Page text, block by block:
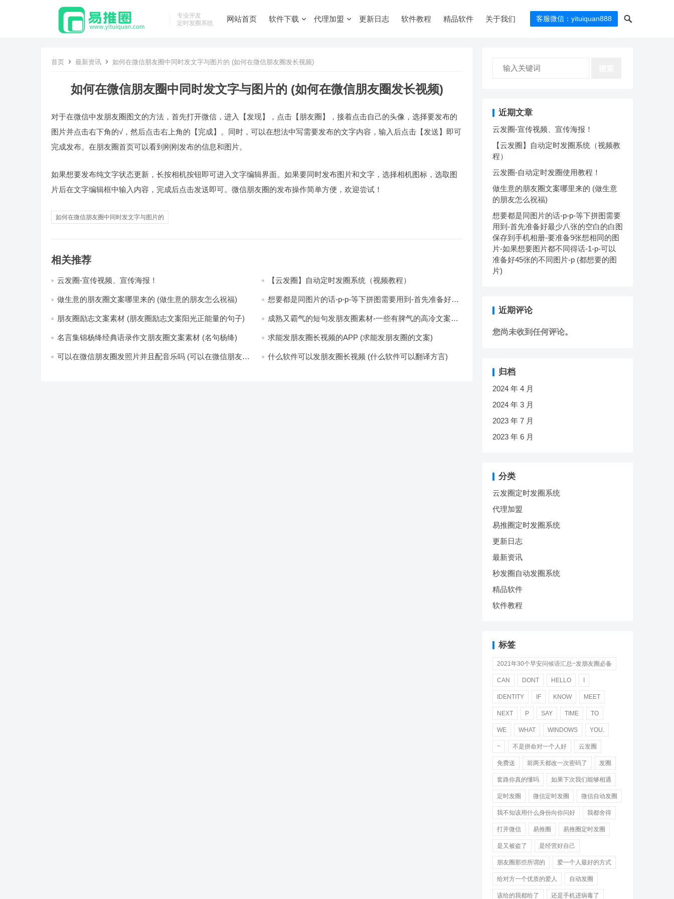
专业开发
定时发圈系统
网站首页 软件下载 代理加盟 更新日志 软件教程 精品软件 关于我们 客服微信：yituiquan888
首页 最新资讯 如何在微信朋友圈中同时发文字与图片的 (如何在微信朋友圈发长视频)
如何在微信朋友圈中同时发文字与图片的 (如何在微信朋友圈发长视频)
对于在微信中发朋友圈图文的方法，首先打开微信，进入【发现】，点击【朋友圈】，接着点击自己的头像，选择要发布的
图片并点击右下角的√，然后点击右上角的【完成】。同时，可以在想法中写需要发布的文字内容，输入后点击【发送】即可
完成发布。在朋友圈首页可以看到刚刚发布的信息和图片。
如果想要发布纯文字状态更新，长按相机按钮即可进入文字编辑界面。如果要同时发布图片和文字，选择相机图标，选取图
片后在文字编辑框中输入内容，完成后点击发送即可。微信朋友圈的发布操作简单方便，欢迎尝试！
如何在微信朋友圈中同时发文字与图片的
相关推荐
云发圈-宣传视频、宣传海报！ 【云发圈】自动定时发圈系统（视频教程）
做生意的朋友圈文案哪里来的 (做生意的朋友怎么祝福)
想要都是同图片的话-p-p-等下拼图需要用到-首先准备好最
片-如果想要图片都不同得话-1-p-可以准备好45张的不同图
朋友圈励志文案素材 (朋友圈励志文案阳光正能量的句子)
成熟又霸气的短句发朋友圈素材-一些有脾气的高冷文案
名言集锦杨绛经典语录作文朋友圈文案素材 (名句杨绛)
求能发朋友圈长视频的APP (求能发朋友圈的文案)
可以在微信朋友圈发照片并且配音乐吗 (可以在微信朋友圈
什么软件可以发朋友圈长视频 (什么软件可以翻译方言)
近期文章
云发圈-宣传视频、宣传海报！
【云发圈】自动定时发圈系统（视频教
程）
云发圈-自动定时发圈使用教程！
做生意的朋友圈文案哪里来的 (做生意
的朋友怎么祝福)
想要都是同图片的话-p-p-等下拼图需要
用到-首先准备好最少八张的空白的白图
保存到手机相册-要准备9张想相同的图
片-如果想要图片都不同得话-1-p-可以
准备好45张的不同图片-p (都想要的图
片)
近期评论
您尚未收到任何评论。
归档
2024 年 4 月
2024 年 3 月
2023 年 7 月
2023 年 6 月
分类
云发圈定时发圈系统
代理加盟
易推圈定时发圈系统
更新日志
最新资讯
秒发圈自动发圈系统
精品软件
软件教程
标签
2021年30个早安问候语汇总~发朋友圈必备
CAN DONT HELLO
IDENTITY IF KNOW MEET
NEXT P SAY TIME TO
WE WHAT WINDOWS YOU.
~ 不是拼命对一个人好 云发圈
免费送 前两天都改一次密码了 发圈
套路你真的懂吗 如果下次我们能够相遇
定时发圈 微信定时发圈 微信自动发圈
我不知该用什么身份向你问好 我都舍得
打开微信 易推圈 易推圈定时发圈
是又被盗了 是经营好自己
朋友圈那些所谓的 爱一个人最好的方式
给对方一个优质的爱人 自动发圈
该给的我都给了 还是手机进病毒了